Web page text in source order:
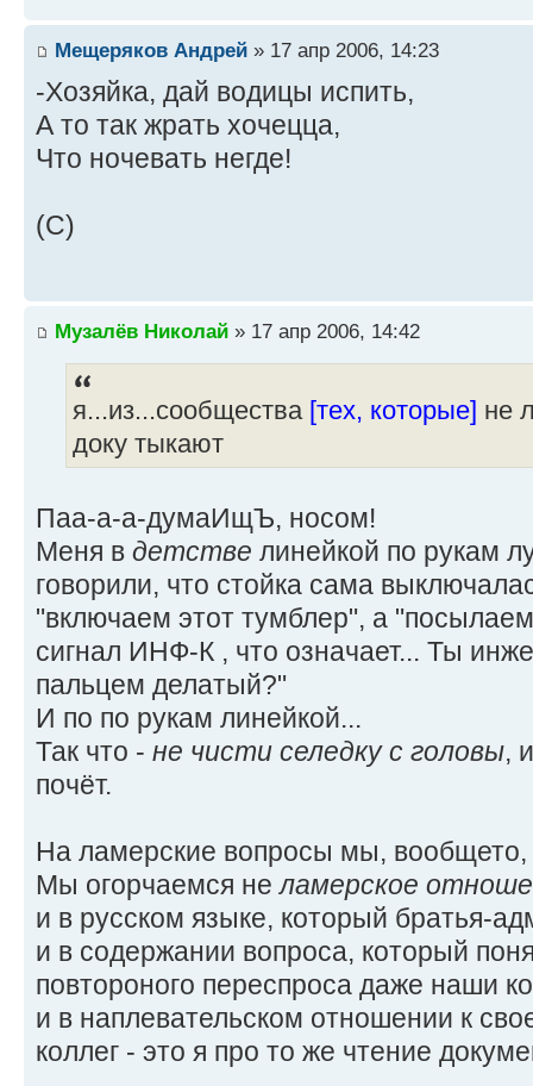
Мещеряков Андрей » 17 апр 2006, 14:23
-Хозяйка, дай водицы испить,
А то так жрать хочецца,
Что ночевать негде!
(С)
Музалёв Николай » 17 апр 2006, 14:42
я...из...сообщества [тех, которые] не
доку тыкают
Паа-а-а-думаИщЪ, носом!
Меня в детстве линейкой по рукам
говорили, что стойка сама
"включаем этот тумблер", а
сигнал ИНФ-К , что означает... Ты
пальцем делатый?"
И по по рукам линейкой...
Так что - не чисти селедку с головы,
почёт.
На ламерские вопросы мы,
Мы огорчаемся неламерское
и в русском языке, который братья-
и в содержании вопроса, который
повтороного переспроса даже наши
и в наплевательском отношении к
коллег - это я про то же чтение